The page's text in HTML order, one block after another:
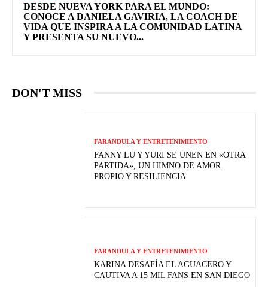
DESDE NUEVA YORK PARA EL MUNDO:
CONOCE A DANIELA GAVIRIA, LA COACH DE
VIDA QUE INSPIRA A LA COMUNIDAD LATINA
Y PRESENTA SU NUEVO...
DON'T MISS
FARANDULA Y ENTRETENIMIENTO
FANNY LU Y YURI SE UNEN EN «OTRA
PARTIDA», UN HIMNO DE AMOR
PROPIO Y RESILIENCIA
FARANDULA Y ENTRETENIMIENTO
KARINA DESAFÍA EL AGUACERO Y
CAUTIVA A 15 MIL FANS EN SAN DIEGO